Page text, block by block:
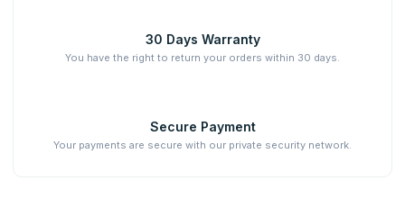
30 Days Warranty
You have the right to return your orders within 30 days.
Secure Payment
Your payments are secure with our private security network.